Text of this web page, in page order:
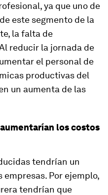
ya que uno de
este segmento de la
la falta de
reducir la jornada de
el personal de
productivas del
un aumenta de las
los costos
tendrían un
Por ejemplo,
tendrían que